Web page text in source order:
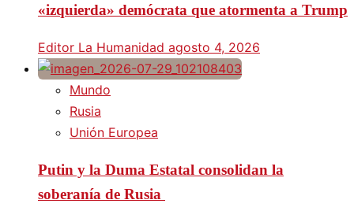
«izquierda» demócrata que atormenta a Trump
Editor La Humanidad agosto 4, 2026
Mundo
Rusia
Unión Europea
Putin y la Duma Estatal consolidan la
soberanía de Rusia